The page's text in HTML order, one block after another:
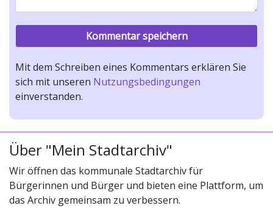
Mit dem Schreiben eines Kommentars erklären Sie
sich mit unseren Nutzungsbedingungen
einverstanden.
Über "Mein Stadtarchiv"
Wir öffnen das kommunale Stadtarchiv für
Bürgerinnen und Bürger und bieten eine Plattform, um
das Archiv gemeinsam zu verbessern.